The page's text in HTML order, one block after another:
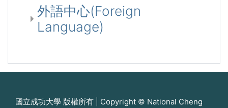
外語中心(Foreign
Language)
國立成功大學 版權所有 | Copyright © National Cheng